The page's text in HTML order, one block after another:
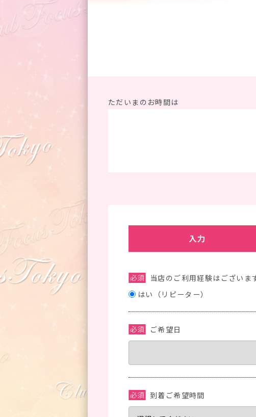
ただいまのお時間は
当店のご利用経験はございま
はい（リピーター）
ご希望日
到着ご希望時間